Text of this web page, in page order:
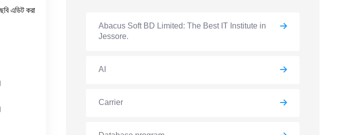
এডিট করা
Abacus Soft BD Limited: The Best IT Institute in
Jessore.
AI
Carrier